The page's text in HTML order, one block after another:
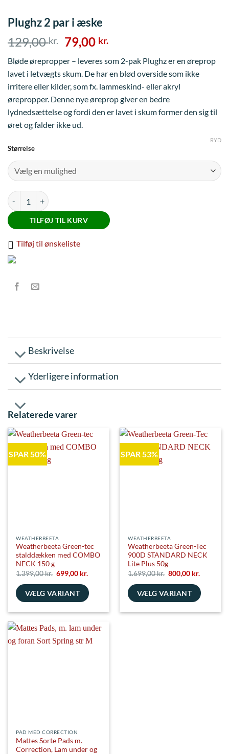
Plughz 2 par i æske
129,00kr.
Den
oprindelige
pris
var:
129,00 kr..
79,00 kr.Den
pris
er:
79,00 kr..
Bløde ørepropper – leveres som 2-pak Plughz er en øreprop
lavet i letvægts skum. De har en blød overside som ikke
irritere eller kilder, som fx. lammeskind- eller akryl
ørepropper. Denne nye øreprop giver en bedre
lydnedsættelse og fordi den er lavet i skum former den sig til
øret og falder ikke ud.
Størrelse
RYD
Plughz 2 par i æske antal
TILFØJ TIL KURV
Tilføj til ønskeliste
Beskrivelse
Yderligere information
Relaterede varer
SPAR 50%
WEATHERBEETA
Weatherbeeta Green-tec
stalddækken med COMBO
NECK 150 g
1.399,00kr. Den
oprindelige
pris
var:
1.399,00 kr..
699,00 kr.
pris
er:
699,00 kr..
VÆLG VARIANT
har
flere
SPAR 53%
WEATHERBEETA
Weatherbeeta Green-Tec
900D STANDARD NECK
Lite Plus 50g
1.699,00kr. Den
oprindelige
pris
var:
1.699,00 kr..
800,00 kr.
pris
er:
800,00
VÆLG VARIANT
PAD MED CORRECTION
Mattes Sorte Pads m.
Correction, Lam under og